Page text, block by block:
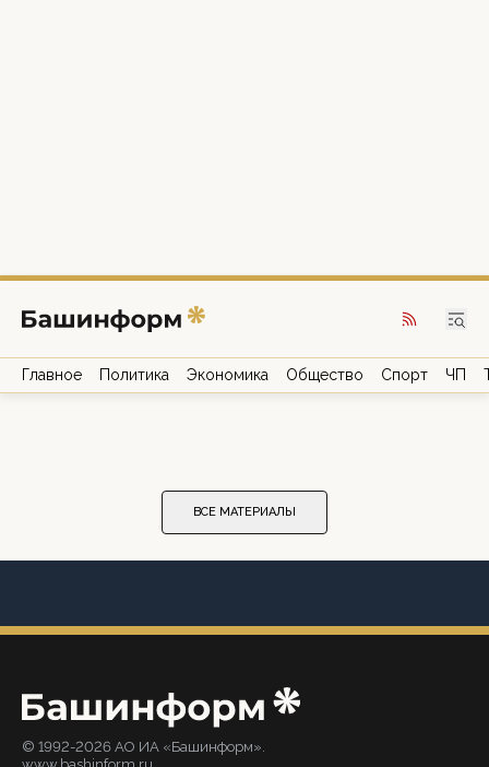
Главное Политика Экономика Общество Спорт ЧП
ВСЕ МАТЕРИАЛЫ
© 1992-2026 АО ИА «Башинформ».